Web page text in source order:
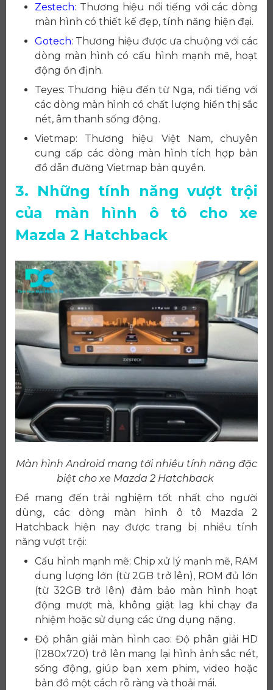
Zestech: Thương hiệu nổi tiếng với các dòng
màn hình có thiết kế đẹp, tính năng hiện đại.
Gotech: Thương hiệu được ưa chuộng với các
dòng màn hình có cấu hình mạnh mẽ, hoạt
động ổn định.
Teyes: Thương hiệu đến từ Nga, nổi tiếng với
các dòng màn hình có chất lượng hiển thị sắc
nét, âm thanh sống động.
Vietmap: Thương hiệu Việt Nam, chuyên
cung cấp các dòng màn hình tích hợp bản
đồ dẫn đường Vietmap bản quyền.
3. Những tính năng vượt trội
của màn hình ô tô cho xe
Mazda 2 Hatchback
Màn hình Android mang tới nhiều tính năng đặc
biệt cho xe Mazda 2 Hatchback
Để mang đến trải nghiệm tốt nhất cho người
dùng, các dòng màn hình ô tô Mazda 2
Hatchback hiện nay được trang bị nhiều tính
năng vượt trội:
Cấu hình mạnh mẽ: Chip xử lý mạnh mẽ, RAM
dung lượng lớn (từ 2GB trở lên), ROM đủ lớn
(từ 32GB trở lên) đảm bảo màn hình hoạt
động mượt mà, không giật lag khi chạy đa
nhiệm hoặc sử dụng các ứng dụng nặng.
Độ phân giải màn hình cao: Độ phân giải HD
(1280x720) trở lên mang lại hình ảnh sắc nét,
sống động, giúp bạn xem phim, video hoặc
bản đồ một cách rõ ràng và thoải mái.